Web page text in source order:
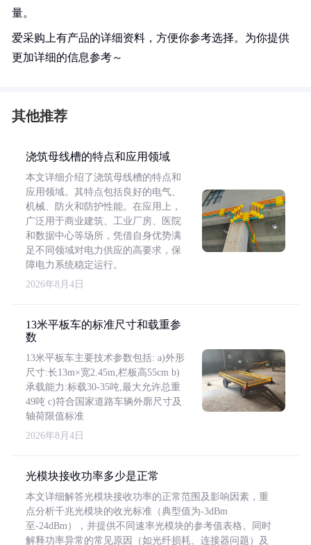
量。
爱采购上有产品的详细资料，方便你参考选择。为你提供
更加详细的信息参考～
其他推荐
浇筑母线槽的特点和应用领域
本文详细介绍了浇筑母线槽的特点和
应用领域。其特点包括良好的电气、
机械、防火和防护性能。在应用上，
广泛用于商业建筑、工业厂房、医院
和数据中心等场所，凭借自身优势满
足不同领域对电力供应的高要求，保
障电力系统稳定运行。
2026年8月4日
13米平板车的标准尺寸和载重参
数
13米平板车主要技术参数包括: a)外形
尺寸:长13m×宽2.45m,栏板高55cm b)
承载能力:标载30-35吨,最大允许总重
49吨 c)符合国家道路车辆外廓尺寸及
轴荷限值标准
2026年8月4日
光模块接收功率多少是正常
本文详细解答光模块接收功率的正常范围及影响因素，重
点分析千兆光模块的收光标准（典型值为-3dBm
至-24dBm），并提供不同速率光模块的参考值表格。同时
解释功率异常的常见原因（如光纤损耗、连接器问题）及